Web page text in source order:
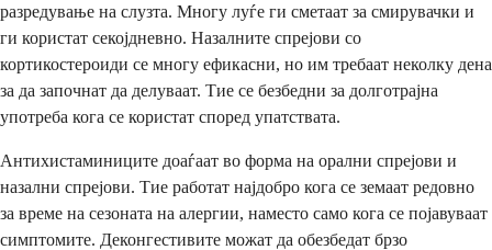
разредување на слузта. Многу луѓе ги сметаат за смирувачки и
ги користат секојдневно. Назалните спрејови со
кортикостероиди се многу ефикасни, но им требаат неколку дена
за да започнат да делуваат. Тие се безбедни за долготрајна
употреба кога се користат според упатствата.
Антихистаминиците доаѓаат во форма на орални спрејови и
назални спрејови. Тие работат најдобро кога се земаат редовно
за време на сезоната на алергии, наместо само кога се појавуваат
симптомите. Деконгестивите можат да обезбедат брзо